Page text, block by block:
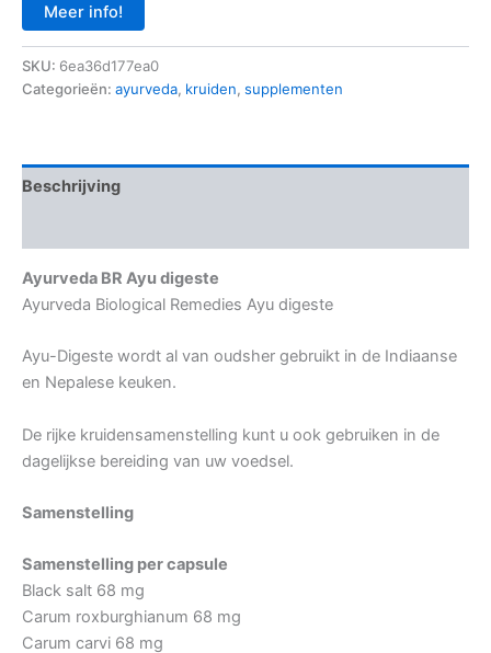
Meer info!
SKU: 6ea36d177ea0
Categorieën: ayurveda, kruiden, supplementen
Beschrijving
Ayurveda BR Ayu digeste
Ayurveda Biological Remedies Ayu digeste
Ayu-Digeste wordt al van oudsher gebruikt in de Indiaanse
en Nepalese keuken.
De rijke kruidensamenstelling kunt u ook gebruiken in de
dagelijkse bereiding van uw voedsel.
Samenstelling
Samenstelling per capsule
Black salt 68 mg
Carum roxburghianum 68 mg
Carum carvi 68 mg